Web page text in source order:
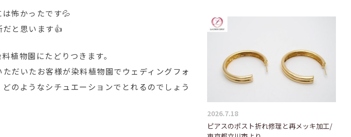
怖かったです💦
と思います👍
植物園にたどりつきます。
だいたお客様が染料植物園でウェディングフォ
のようなシチュエーションでとれるのでしょう
2026.7.18
ピアスのポスト折れ修理と再メッキ加工/